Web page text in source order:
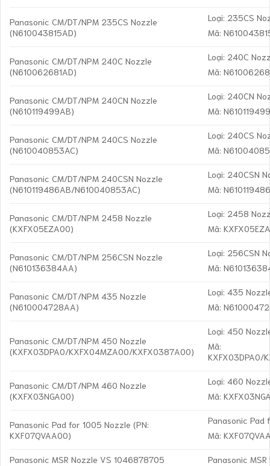
Panasonic CM/DT/NPM 235CS Nozzle
(N610043815AD)
Loại: 235CS
Mã:
Panasonic CM/DT/NPM 240C Nozzle
(N610062681AD)
Loại: 240C
Mã:
Panasonic CM/DT/NPM 240CN Nozzle
(N610119499AB)
Loại: 240CN
Mã:
Panasonic CM/DT/NPM 240CS Nozzle
(N610040853AC)
Loại: 240CS
Mã:
Panasonic CM/DT/NPM 240CSN Nozzle
(N610119486AB/N610040853AC)
Loại: 240CSN
Mã:
Panasonic CM/DT/NPM 2458 Nozzle
(KXFX05EZA00)
Loại: 2458
Mã:
Panasonic CM/DT/NPM 256CSN Nozzle
(N610136384AA)
Loại: 256CSN
Mã:
Panasonic CM/DT/NPM 435 Nozzle
(N610004728AA)
Loại: 435
Mã:
Panasonic CM/DT/NPM 450 Nozzle
(KXFX03DPA0/KXFX04MZA00/KXFX0387A00)
Loại: 450
Mã:
KXFX03DPA0/
Panasonic CM/DT/NPM 460 Nozzle
(KXFX03NGA00)
Loại: 460
Mã:
Panasonic Pad for 1005 Nozzle (PN:
KXF07QVAA00)
Panasonic Pad
Mã:
Panasonic MSR Nozzle VS 1046878705
Panasonic